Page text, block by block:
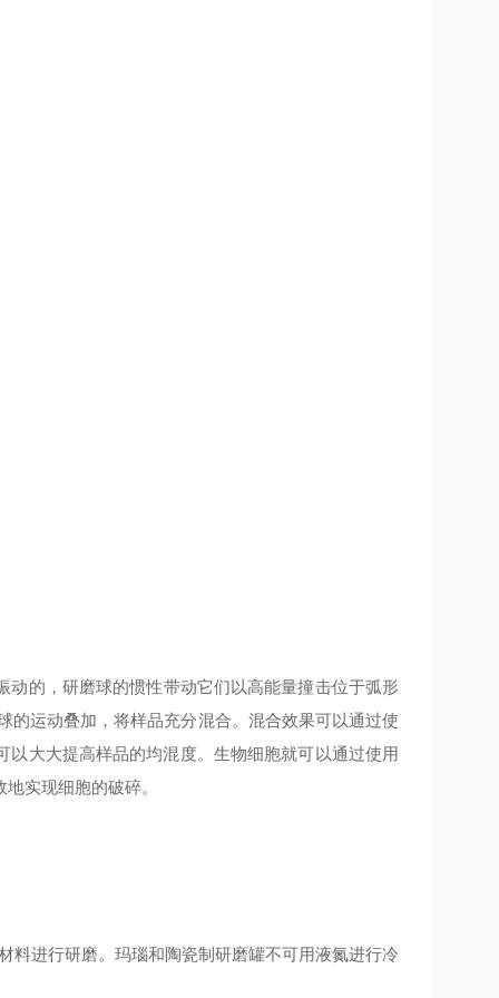
动的，研磨球的惯性带动它们以高能量撞击位于弧形
的运动叠加，将样品充分混合。混合效果可以通过使
大大提高样品的均混度。生物细胞就可以通过使用
实现细胞的破碎。
料进行研磨。玛瑙和陶瓷制研磨罐不可用液氮进行冷